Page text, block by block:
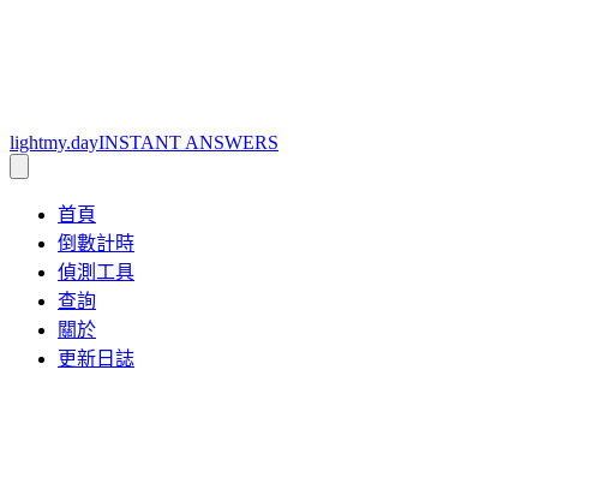
lightmy.dayINSTANT ANSWERS
首頁
倒數計時
偵測工具
查詢
關於
更新日誌